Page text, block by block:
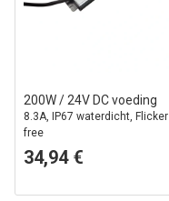
200W / 24V DC voeding
8.3A, IP67 waterdicht, Flicker
free
34,94 €